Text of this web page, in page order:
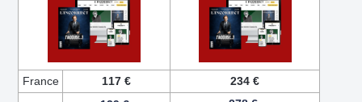
France 117 €
234 €